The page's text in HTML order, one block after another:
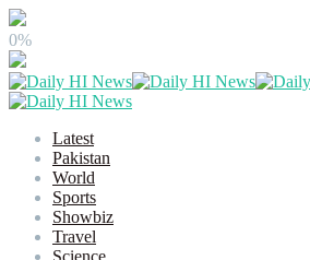
0%
Latest
Pakistan
World
Sports
Showbiz
Travel
Science